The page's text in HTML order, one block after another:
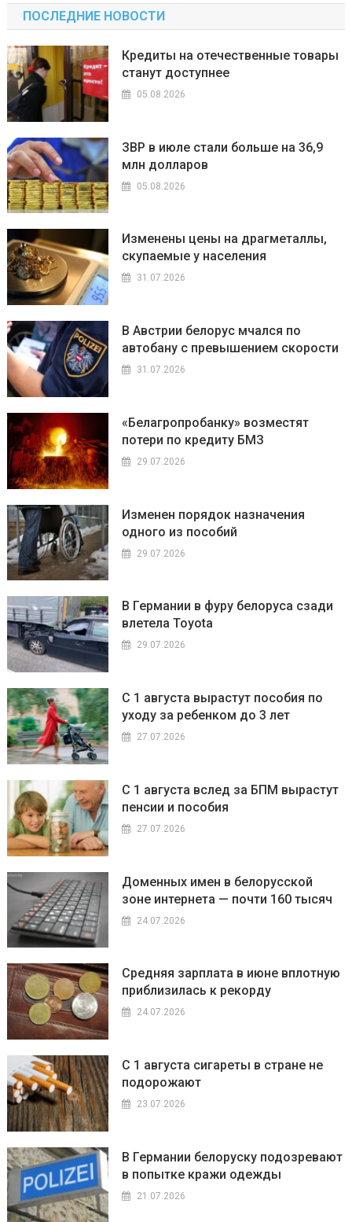
ПОСЛЕДНИЕ НОВОСТИ
Кредиты на отечественные товары
станут доступнее
05.08.2026
ЗВР в июле стали больше на 36,9
млн долларов
05.08.2026
Изменены цены на драгметаллы,
скупаемые у населения
31.07.2026
В Австрии белорус мчался по
автобану с превышением скорости
31.07.2026
«Белагропробанку» возместят
потери по кредиту БМЗ
29.07.2026
Изменен порядок назначения
одного из пособий
29.07.2026
В Германии в фуру белоруса сзади
влетела Toyota
29.07.2026
С 1 августа вырастут пособия по
уходу за ребенком до 3 лет
27.07.2026
С 1 августа вслед за БПМ вырастут
пенсии и пособия
27.07.2026
Доменных имен в белорусской
зоне интернета — почти 160 тысяч
24.07.2026
Средняя зарплата в июне вплотную
приблизилась к рекорду
24.07.2026
С 1 августа сигареты в стране не
подорожают
23.07.2026
В Германии белоруску подозревают
в попытке кражи одежды
21.07.2026